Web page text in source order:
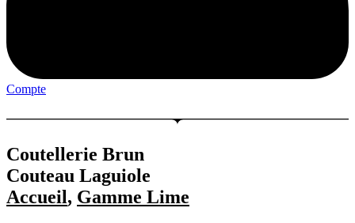
Compte
Coutellerie Brun
Couteau Laguiole
Accueil, Gamme Lime